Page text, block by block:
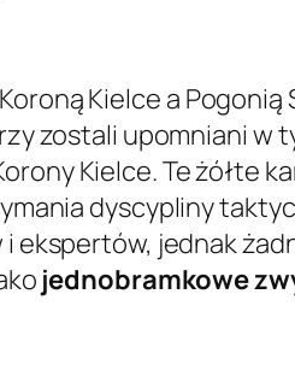
Kielce a
zostali upomniani w
Kielce. Te żółte
dyscypliny
jednak
jednobramkowe